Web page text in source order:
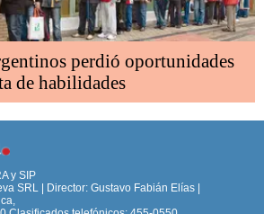
perdió oportunidades
de habilidades
y SIP
SRL | Director: Gustavo Fabián Elías |